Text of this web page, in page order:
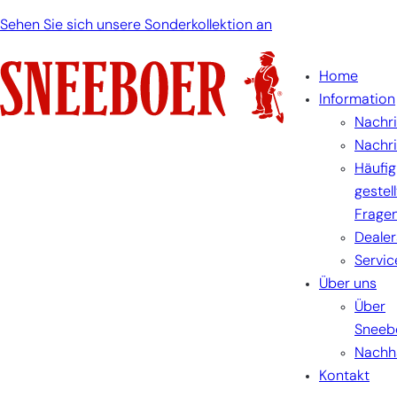
Sehen Sie sich unsere Sonderkollektion an
Home
Information
Häufig
Über uns
Über
Kontakt